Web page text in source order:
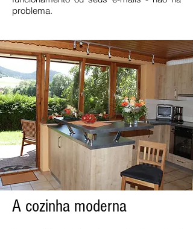
problema.
A cozinha moderna